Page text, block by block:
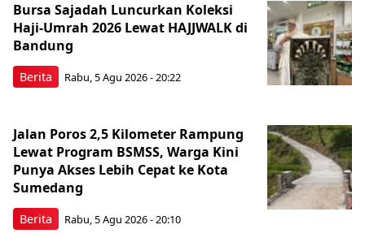
Berita
Bursa Sajadah Luncurkan Koleksi
Haji-Umrah 2026 Lewat HAJJWALK di
Bandung
Rabu, 5 Agu 2026 - 20:22
Berita
Jalan Poros 2,5 Kilometer Rampung
Lewat Program BSMSS, Warga Kini
Punya Akses Lebih Cepat ke Kota
Sumedang
Rabu, 5 Agu 2026 - 20:10